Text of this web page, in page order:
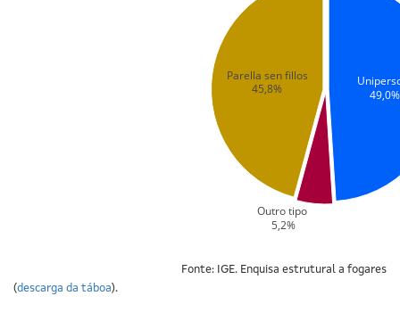
49,0%
Parella sen fillos
45,8%
Outro tipo
5,2%
Fonte: IGE. Enquisa estrutural a fogares
(descarga da táboa).